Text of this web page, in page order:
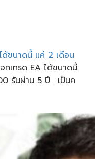
ด้ขนาดนี้​ แค่​ 2 เดือน​
ทเทรด​ EA​ ได้ขนาดนี้​
รันผ่าน​ 5 ปี​ . เป็นค